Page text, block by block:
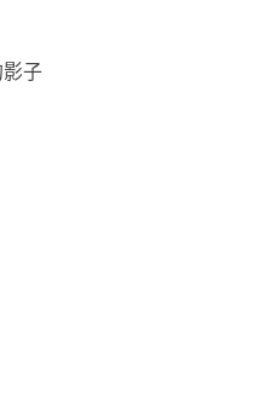
子